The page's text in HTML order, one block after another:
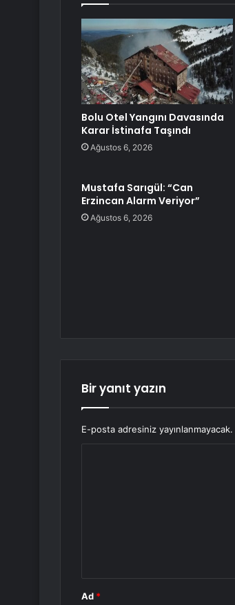
Bolu Otel Yangını Davasında
Karar İstinafa Taşındı
Ağustos 6, 2026
Mustafa Sarıgül: “Can
Erzincan Alarm Veriyor”
Ağustos 6, 2026
Bir yanıt yazın
E-posta adresiniz yayınlanmayacak.
Ad *